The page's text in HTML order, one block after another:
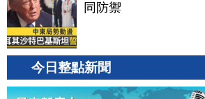
同防禦
今日整點新聞